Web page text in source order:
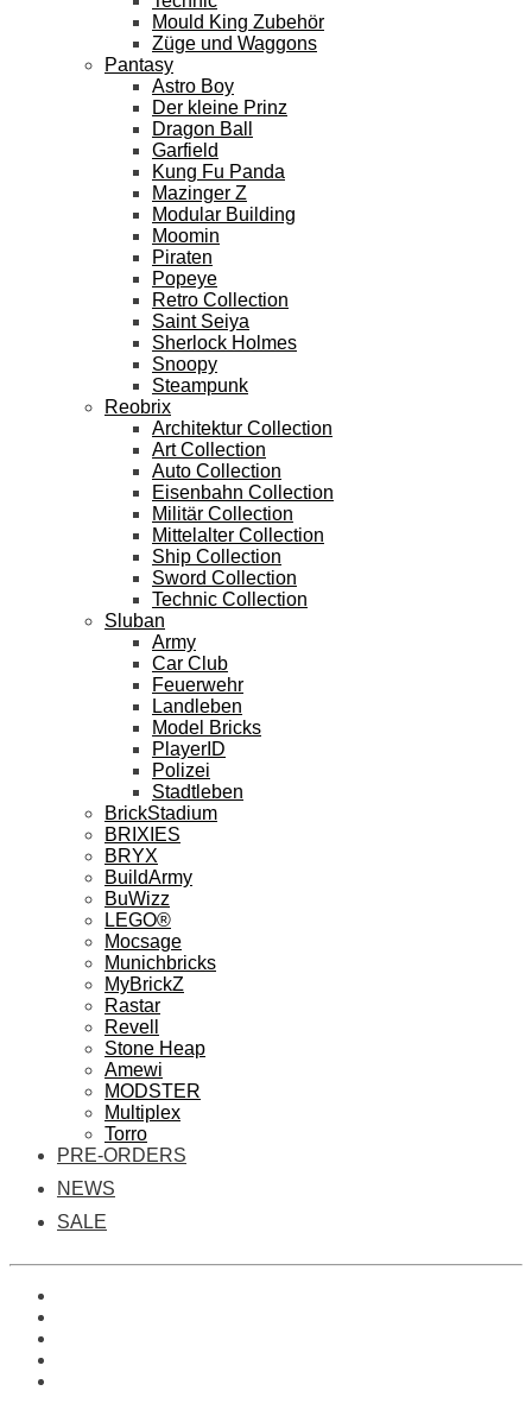
Mould King Zubehör
Züge und Waggons
Pantasy
Astro Boy
Der kleine Prinz
Dragon Ball
Garfield
Kung Fu Panda
Mazinger Z
Modular Building
Moomin
Piraten
Popeye
Retro Collection
Saint Seiya
Sherlock Holmes
Snoopy
Steampunk
Reobrix
Architektur Collection
Art Collection
Auto Collection
Eisenbahn Collection
Militär Collection
Mittelalter Collection
Ship Collection
Sword Collection
Technic Collection
Sluban
Army
Car Club
Feuerwehr
Landleben
Model Bricks
PlayerID
Polizei
Stadtleben
BrickStadium
BRIXIES
BRYX
BuildArmy
BuWizz
LEGO®
Mocsage
Munichbricks
MyBrickZ
Rastar
Revell
Stone Heap
Amewi
MODSTER
Multiplex
Torro
PRE-ORDERS
NEWS
SALE